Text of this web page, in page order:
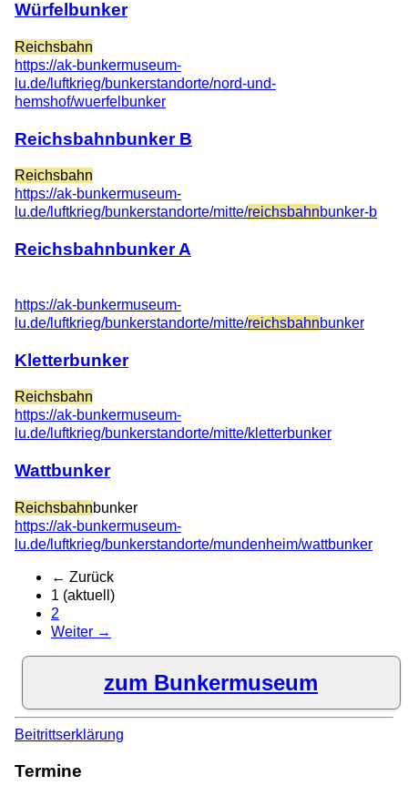
Würfelbunker
Reichsbahn
https://ak-bunkermuseum-
lu.de/luftkrieg/bunkerstandorte/nord-und-
hemshof/wuerfelbunker
Reichsbahnbunker B
Reichsbahn
https://ak-bunkermuseum-
lu.de/luftkrieg/bunkerstandorte/mitte/reichsbahnbunker-b
Reichsbahnbunker A
https://ak-bunkermuseum-
lu.de/luftkrieg/bunkerstandorte/mitte/reichsbahnbunker
Kletterbunker
Reichsbahn
https://ak-bunkermuseum-
lu.de/luftkrieg/bunkerstandorte/mitte/kletterbunker
Wattbunker
Reichsbahnbunker
https://ak-bunkermuseum-
lu.de/luftkrieg/bunkerstandorte/mundenheim/wattbunker
← Zurück
1 (aktuell)
2
Weiter →
zum Bunkermuseum
Beitrittserklärung
Termine